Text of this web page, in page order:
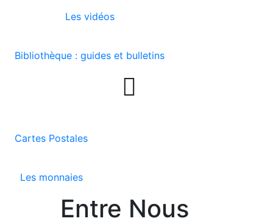
Les vidéos
Bibliothèque : guides et bulletins

Cartes Postales
Les monnaies
Entre Nous